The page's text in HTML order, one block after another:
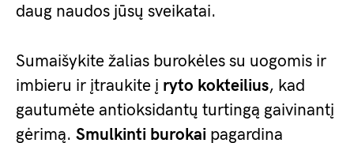
daug naudos jūsų sveikatai.
Sumaišykite žalias burokėles su uogomis ir
imbieru ir įtraukite į ryto kokteilius, kad
gautumėte antioksidantų turtingą gaivinantį
gėrimą. Smulkinti burokai pagardina